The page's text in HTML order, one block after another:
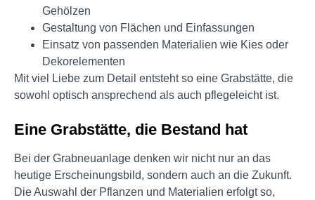
Gehölzen
Gestaltung von Flächen und Einfassungen
Einsatz von passenden Materialien wie Kies oder
Dekorelementen
Mit viel Liebe zum Detail entsteht so eine Grabstätte, die
sowohl optisch ansprechend als auch pflegeleicht ist.
Eine Grabstätte, die Bestand hat
Bei der Grabneuanlage denken wir nicht nur an das
heutige Erscheinungsbild, sondern auch an die Zukunft.
Die Auswahl der Pflanzen und Materialien erfolgt so,